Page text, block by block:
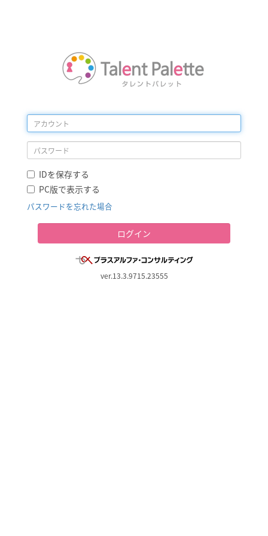
IDを保存する
PC版で表示する
パスワードを忘れた場合
ログイン
ver.13.3.9715.23555